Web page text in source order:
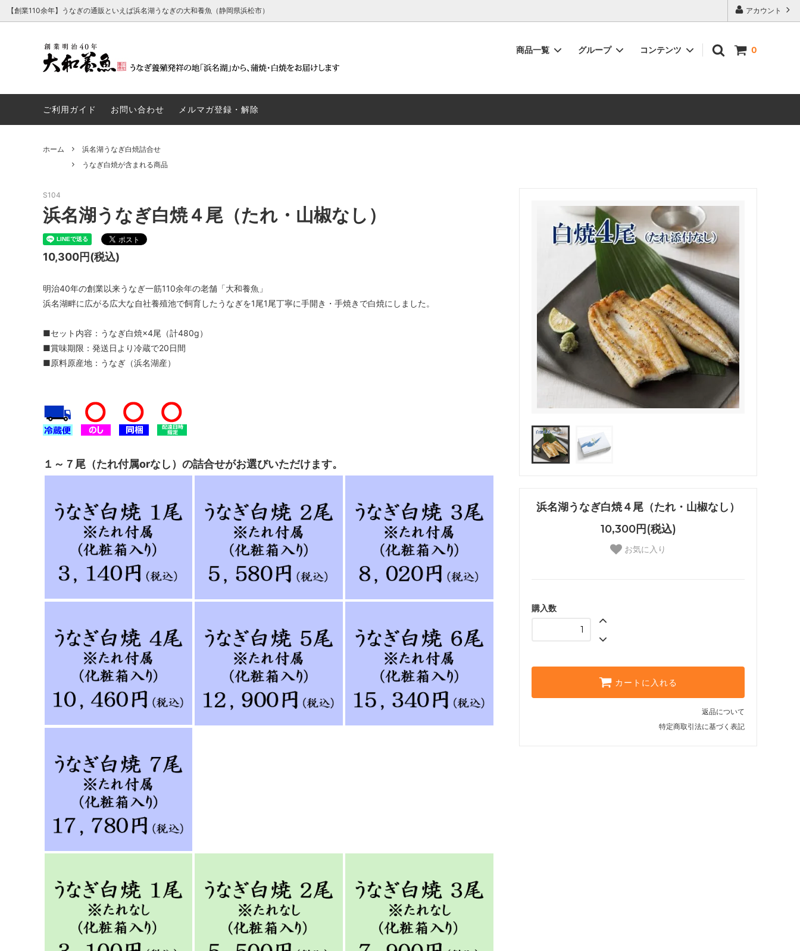
アカウント
【創業110余年】うなぎの通販といえば浜名湖うなぎの大和養魚（静岡県浜松市）
0
商品一覧
厳選浜名湖育ち（高級化粧箱入り） 浜名湖うなとろ丼セット
浜名湖うなぎ白焼と腕自鰻シリーズ詰合
浜名湖うなぎ蒲焼と腕自鰻シリーズ詰合
浜名湖うなぎ白焼とうなぎパイ詰合せ
たれ単品
グループ
うなぎパイが含まれる商品 うなとろ丼セットが含まれる商品
コンテンツ
ご利用ガイド
お問い合わせ メルマガ登録・解除
ホーム
浜名湖うなぎ白焼詰合せ
うなぎ白焼が含まれる商品
浜名湖うなぎ白焼４尾（たれ・山椒なし）
10,300円(税込)
お気に入り
購入数
カートに入れる
返品について
特定商取引法に基づく表記
S104
浜名湖うなぎ白焼４尾（たれ・山椒なし）
10,300円(税込)
明治40年の創業以来うなぎ一筋110余年の老舗「大和養魚」
浜名湖畔に広がる広大な自社養殖池で飼育したうなぎを1尾1尾丁寧に手開き・手焼きで白焼にしました。
■セット内容：うなぎ白焼×4尾（計480g）
■賞味期限：発送日より冷蔵で20日間
■原料原産地：うなぎ（浜名湖産）
１～７尾（たれ付属orなし）の詰合せがお選びいただけます。